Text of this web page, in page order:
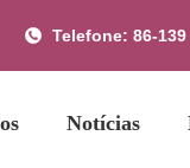
Telefone: 86-139
Notícias